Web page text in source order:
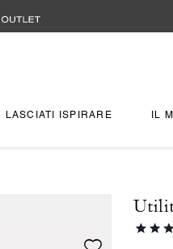
LASCIATI ISPIRARE IL